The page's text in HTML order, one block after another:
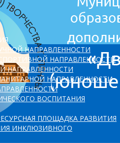
НАПРАВЛЕННОСТИ
НАПРАВЛЕННОСТИ
НАПРАВЛЕННОСТИ
НАПРАВЛЕННОСТИ
ВОСПИТАНИЯ
ПЛОЩАДКА РАЗВИТИЯ
ИНКЛЮЗИВНОГО